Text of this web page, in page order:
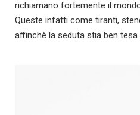
richiamano fortemente il
Queste infatti come tiranti,
affinchè la seduta stia ben tesa